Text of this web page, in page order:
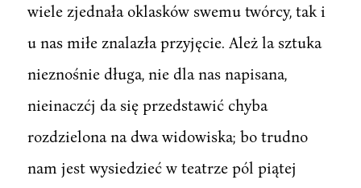
wiele zjednała oklasków swemu twórcy, tak i
u nas miłe znalazła przyjęcie. Ależ la sztuka
nieznośnie długa, nie dla nas napisana,
nieinaczćj da się przedstawić chyba
rozdzielona na dwa widowiska; bo trudno
nam jest wysiedzieć w teatrze pól piątej